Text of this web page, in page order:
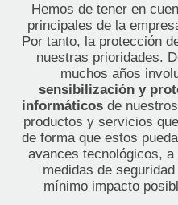
Hemos de tener en
principales de la
Por tanto, la protección
nuestras prioridades.
muchos años
sensibilización y
informáticos de
productos y servicios
de forma que estos
avances tecnológicos,
medidas de
mínimo impacto